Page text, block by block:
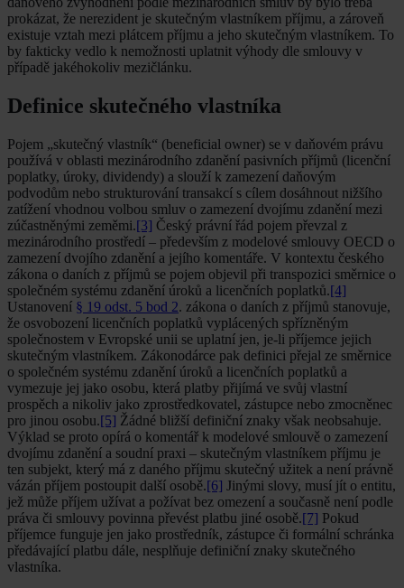
prokázat, že nerezident je skutečným vlastníkem příjmu, a zároveň
existuje vztah mezi plátcem příjmu a jeho skutečným vlastníkem. To
by fakticky vedlo k nemožnosti uplatnit výhody dle smlouvy v
případě jakéhokoliv mezičlánku.
Definice skutečného vlastníka
Pojem „skutečný vlastník“ (beneficial owner) se v daňovém právu
používá v oblasti mezinárodního zdanění pasivních příjmů (licenční
poplatky, úroky, dividendy) a slouží k zamezení daňovým
podvodům nebo strukturování transakcí s cílem dosáhnout nižšího
zatížení vhodnou volbou smluv o zamezení dvojímu zdanění mezi
zúčastněnými zeměmi.[3] Český právní řád pojem převzal z
mezinárodního prostředí – především z modelové smlouvy OECD o
zamezení dvojího zdanění a jejího komentáře. V kontextu českého
zákona o daních z příjmů se pojem objevil při transpozici směrnice o
společném systému zdanění úroků a licenčních poplatků.[4]
Ustanovení § 19 odst. 5 bod 2. zákona o daních z příjmů stanovuje,
že osvobození licenčních poplatků vyplácených spřízněným
společnostem v Evropské unii se uplatní jen, je-li příjemce jejich
skutečným vlastníkem. Zákonodárce pak definici přejal ze směrnice
o společném systému zdanění úroků a licenčních poplatků a
vymezuje jej jako osobu, která platby přijímá ve svůj vlastní
prospěch a nikoliv jako zprostředkovatel, zástupce nebo zmocněnec
pro jinou osobu.[5] Žádné bližší definiční znaky však neobsahuje.
Výklad se proto opírá o komentář k modelové smlouvě o zamezení
dvojímu zdanění a soudní praxi – skutečným vlastníkem příjmu je
ten subjekt, který má z daného příjmu skutečný užitek a není právně
vázán příjem postoupit další osobě.[6] Jinými slovy, musí jít o entitu,
jež může příjem užívat a požívat bez omezení a současně není podle
práva či smlouvy povinna převést platbu jiné osobě.[7] Pokud
příjemce funguje jen jako prostředník, zástupce či formální schránka
předávající platbu dále, nesplňuje definiční znaky skutečného
vlastníka.